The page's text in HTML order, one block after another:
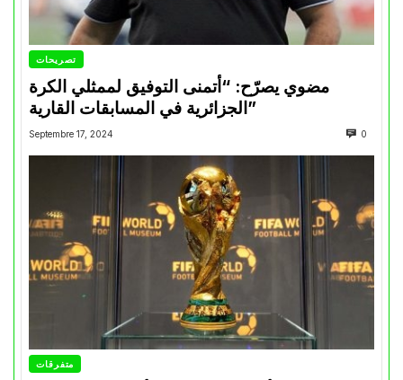
تصريحات
مضوي يصرّح: “أتمنى التوفيق لممثلي الكرة
الجزائرية في المسابقات القارية”
Septembre 17, 2024 0
متفرقات